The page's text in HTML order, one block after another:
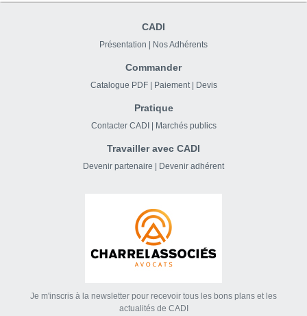
CADI
Présentation Nos Adhérents
Commander
Catalogue PDF Paiement Devis
Pratique
Contacter CADI Marchés publics
Travailler avec CADI
Devenir partenaire Devenir adhérent
Je m'inscris à la newsletter pour recevoir tous les bons plans et les
actualités de CADI